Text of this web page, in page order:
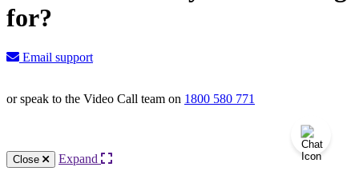
for?
Email support
or speak to the Video Call team on 1800 580 771
Close
Expand